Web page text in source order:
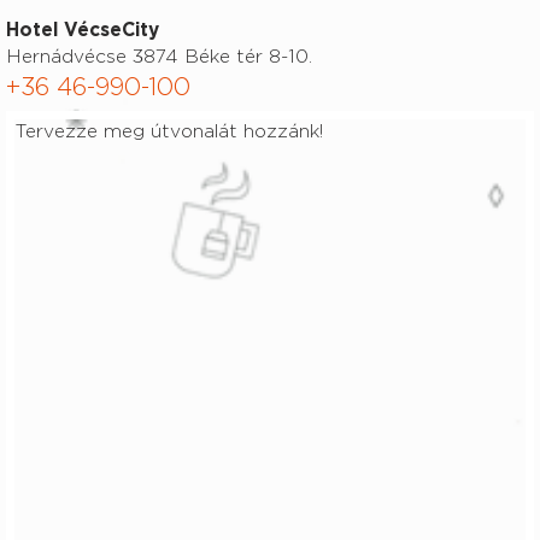
Hotel VécseCity
Hernádvécse 3874 Béke tér 8-10.
+36 46-990-100
Tervezze meg útvonalát hozzánk!